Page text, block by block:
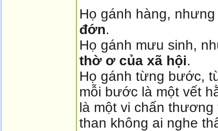
Họ gánh hàng,
đớn.
Họ gánh mưu sinh,
thờ ơ của xã hội.
Họ gánh từng bước,
mỗi bước là một vết
là một vi chấn
than không ai nghe